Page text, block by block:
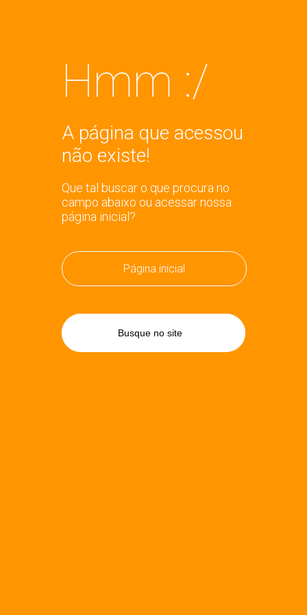
Hmm :/
A página que acessou
não existe!
Que tal buscar o que procura no
campo abaixo ou acessar nossa
página inicial?
Página inicial